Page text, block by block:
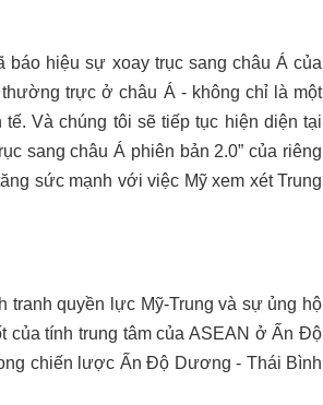
hiệu sự xoay trục sang châu Á của
trực ở châu Á - không chỉ là một
Và chúng tôi sẽ tiếp tục hiện diện tại
sang châu Á phiên bản 2.0” của riêng
sức mạnh với việc Mỹ xem xét Trung
tranh quyền lực Mỹ-Trung và sự ủng hộ
của tính trung tâm của ASEAN ở Ấn Độ
chiến lược Ấn Độ Dương - Thái Bình